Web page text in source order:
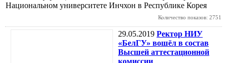
Национальном университете Инчхон в Республике Корея
Количество показов: 2751
29.05.2019 Ректор НИУ
«БелГУ» вошёл в состав
Высшей аттестационной
комиссии